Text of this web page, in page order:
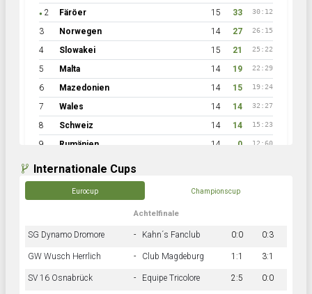
● 2 Färöer 15 33 30:12
3 Norwegen 14 27 26:15
4 Slowakei 15 21 25:22
5 Malta 14 19 22:29
6 Mazedonien 14 15 19:24
7 Wales 14 14 32:27
8 Schweiz 14 14 15:23
9 Rumänien 14 0 12:60
Internationale Cups
Eurocup Championscup
Achtelfinale
SG Dynamo Dromore - Kahn´s Fanclub 0:0 0:3
GW Wusch Herrlich - Club Magdeburg 1:1 3:1
SV 16 Osnabrück - Equipe Tricolore 2:5 0:0